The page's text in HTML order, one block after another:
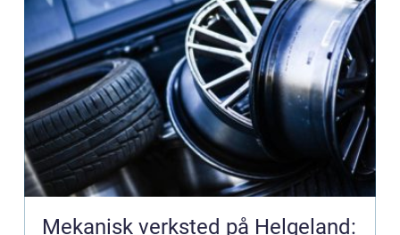
Mekanisk verksted på Helgeland: